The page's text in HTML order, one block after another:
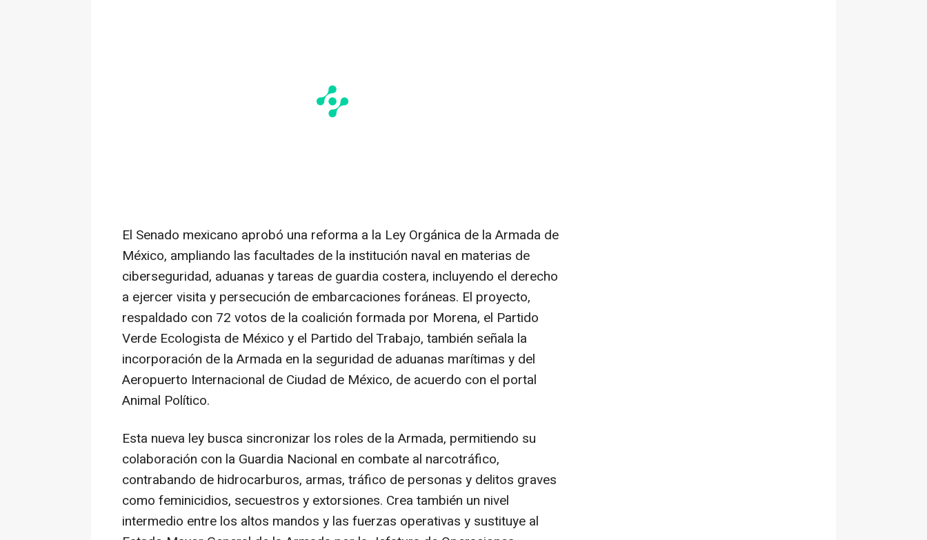
El Senado mexicano aprobó una reforma a la Ley Orgánica de la Armada de
México, ampliando las facultades de la institución naval en materias de
ciberseguridad, aduanas y tareas de guardia costera, incluyendo el derecho
a ejercer visita y persecución de embarcaciones foráneas. El proyecto,
respaldado con 72 votos de la coalición formada por Morena, el Partido
Verde Ecologista de México y el Partido del Trabajo, también señala la
incorporación de la Armada en la seguridad de aduanas marítimas y del
Aeropuerto Internacional de Ciudad de México, de acuerdo con el portal
Animal Político.
Esta nueva ley busca sincronizar los roles de la Armada, permitiendo su
colaboración con la Guardia Nacional en combate al narcotráfico,
contrabando de hidrocarburos, armas, tráfico de personas y delitos graves
como feminicidios, secuestros y extorsiones. Crea también un nivel
intermedio entre los altos mandos y las fuerzas operativas y sustituye al